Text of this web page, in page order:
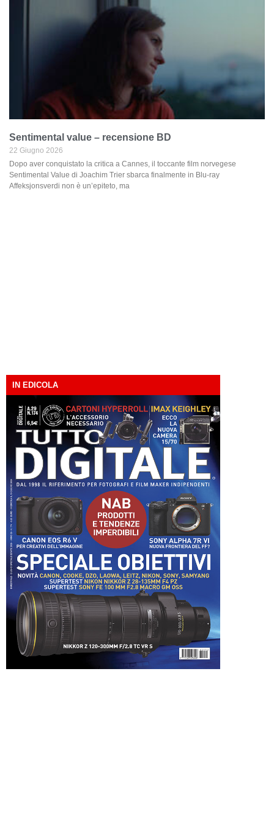
Sentimental value – recensione BD
22 Giugno 2026
Dopo aver conquistato la critica a Cannes, il toccante film norvegese
Sentimental Value di Joachim Trier sbarca finalmente in Blu-ray
Affeksjonsverdi non è un’epiteto, ma
IN EDICOLA